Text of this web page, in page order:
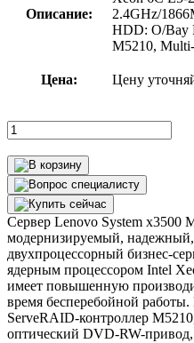
Описание:
2.4GHz/
HDD: O/Bay
M5210,
Цена: Цену
Сервер Lenovo System x3500
модернизируемый,
двухпроцессорный бизнес-
ядерным процессором Intel
имеет повышенную
время бесперебойной
ServeRAID-контроллер
оптический DVD-RW-